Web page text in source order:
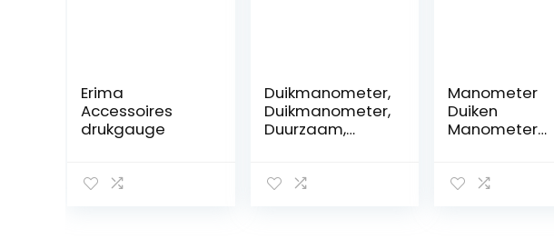
Erima
Accessoires
drukgauge
Duikmanometer,
Duikmanometer,
Duurzaam,
Duiken, Duiken
Manometer
Duiken
Manometer
Digitale